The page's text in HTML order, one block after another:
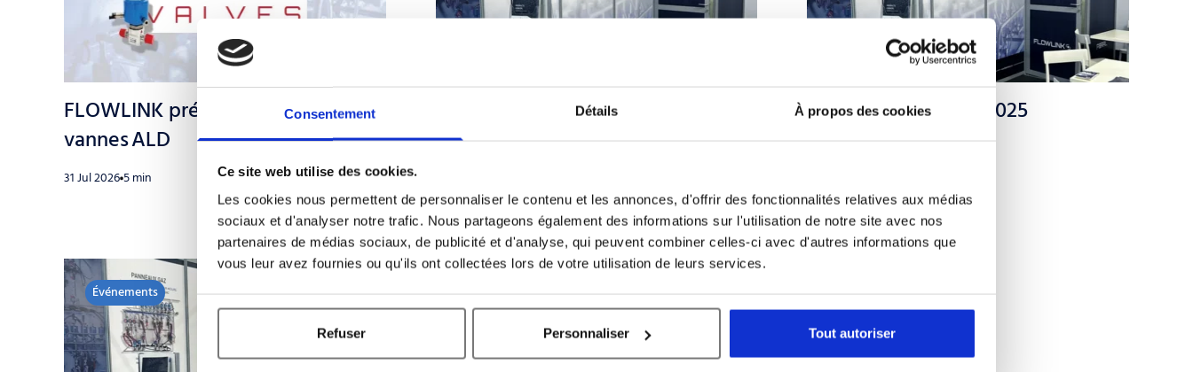
Consentement Détails À propos des cookies
Ce site web utilise des cookies.
Les cookies nous permettent de personnaliser le contenu et les annonces, d'offrir des fonctionnalités relatives aux médias
sociaux et d'analyser notre trafic. Nous partageons également des informations sur l'utilisation de notre site avec nos
partenaires de médias sociaux, de publicité et d'analyse, qui peuvent combiner celles-ci avec d'autres informations que
vous leur avez fournies ou qu'ils ont collectées lors de votre utilisation de leurs services.
Refuser Personnaliser Tout autoriser
FLOWLINK présente ses nouvelles
vannes ALD
31 Jul 2026 5 min
SEMICON CHINA 2026
Semicon China 2026
SEMICON EUROPA 2025
Semicon Europa 2025
Événements 4
nov.
6
nov.
Événements 7 9